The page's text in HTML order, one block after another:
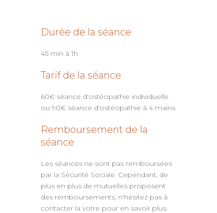
Durée de la séance
45 min à 1h
Tarif de la séance
60€ séance d'ostéopathie individuelle
ou 90€ séance d'ostéopathie à 4 mains
Remboursement de la
séance
Les séances ne sont pas remboursées
par la Sécurité Sociale. Cependant, de
plus en plus de mutuelles proposent
des remboursements, n'hésitez pas à
contacter la votre pour en savoir plus.